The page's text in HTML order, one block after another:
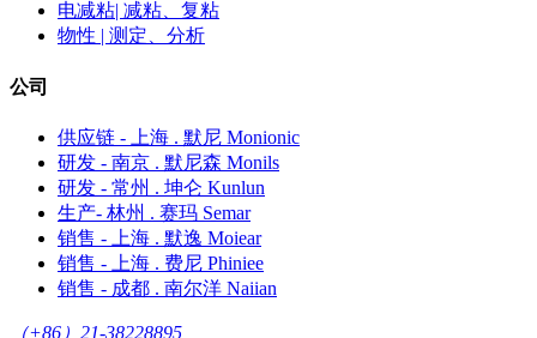
电减粘| 减粘、复粘
物性 | 测定、分析
公司
供应链 - 上海 . 默尼 Monionic
研发 - 南京 . 默尼森 Monils
研发 - 常州 . 坤仑 Kunlun
生产- 林州 . 赛玛 Semar
销售 - 上海 . 默逸 Moiear
销售 - 上海 . 费尼 Phiniee
销售 - 成都 . 南尔洋 Naiian
（+86）21-38228895